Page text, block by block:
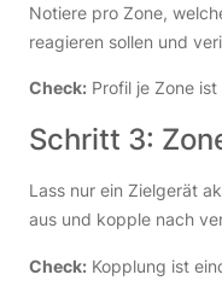
Notiere pro Zone,
reagieren sollen und
Check: Profil je Zone
Schritt 3:
Lass nur ein Zielgerät
aus und kopple nach
Check: Kopplung ist